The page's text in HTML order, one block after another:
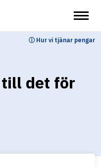
ⓘ Hur vi tjänar pengar
det för